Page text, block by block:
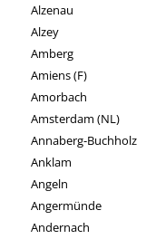
Alzenau
Alzey
Amberg
Amiens (F)
Amorbach
Amsterdam (NL)
Annaberg-Buchholz
Anklam
Angeln
Angermünde
Andernach